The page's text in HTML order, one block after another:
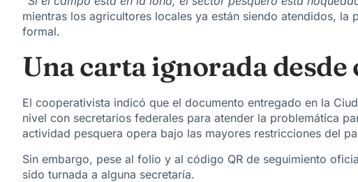
mientras los agricultores locales ya están siendo atendidos, la
formal.
Una carta ignorada
El cooperativista indicó que el documento entregado en la
nivel con secretarios federales para atender la problemática
actividad pesquera opera bajo las mayores restricciones del
Sin embargo, pese al folio y al código QR de seguimiento
sido turnada a alguna secretaría.